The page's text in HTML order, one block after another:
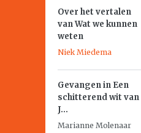
Over het vertalen
vanWat we kunnen
weten
Niek Miedema
Gevangen in Een
schitterend wit van
J...
Marianne Molenaar